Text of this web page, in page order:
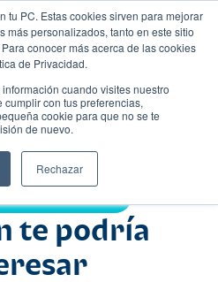
tu PC. Estas cookies sirven para mejorar
más personalizados, tanto en este sitio
conocer más acerca de las cookies
de Privacidad.
cuando visites nuestro
con tus preferencias,
cookie para que no se te
de nuevo.
Rechazar
te podría